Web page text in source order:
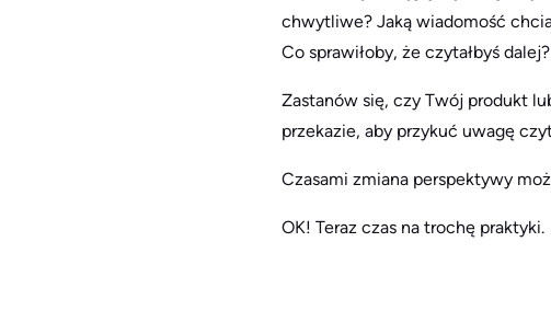
chwytliwe? Jaką wiadomość
Co sprawiłoby, że czytałbyś dalej?
Zastanów się, czy Twój produkt
przekazie, aby przykuć uwagę
Czasami zmiana perspektywy
OK! Teraz czas na trochę praktyki.